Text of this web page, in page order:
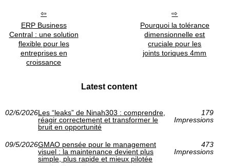
ERP Business
Central : une solution
flexible pour les
entreprises en
croissance
Pourquoi la tolérance
dimensionnelle est
cruciale pour les
joints toriques 4mm
Latest content
02/6/2026Les “leaks” de Ninah303 : comprendre,
réagir correctement et transformer le
bruit en opportunité
179
Impressions
09/5/2026GMAO pensée pour le management
visuel : la maintenance devient plus
simple, plus rapide et mieux pilotée
473
Impressions